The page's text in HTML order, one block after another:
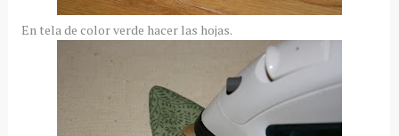
En tela de color verde hacer las hojas.